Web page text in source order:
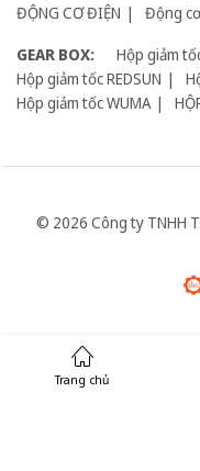
ĐỘNG CƠ ĐIỆN
Động
GEAR BOX:
Hộp giảm
Hộp giảm tốc REDSUN
Hộp giảm tốc WUMA
© 2026 Công ty TNHH
Trang chủ